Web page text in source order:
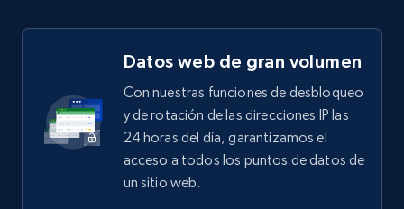
Datos web de gran volumen
Con nuestras funciones de desbloqueo
y de rotación de las direcciones IP las
24 horas del día, garantizamos el
acceso a todos los puntos de datos de
un sitio web.